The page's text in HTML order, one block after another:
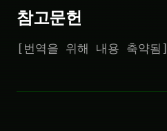
참고문헌
[번역을 위해 내용 축약됨]